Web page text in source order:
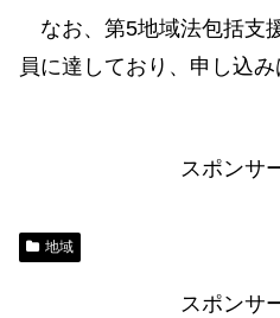
なお、第5地域法包括支
員に達しており、申し込み
スポンサ
地域
スポンサ